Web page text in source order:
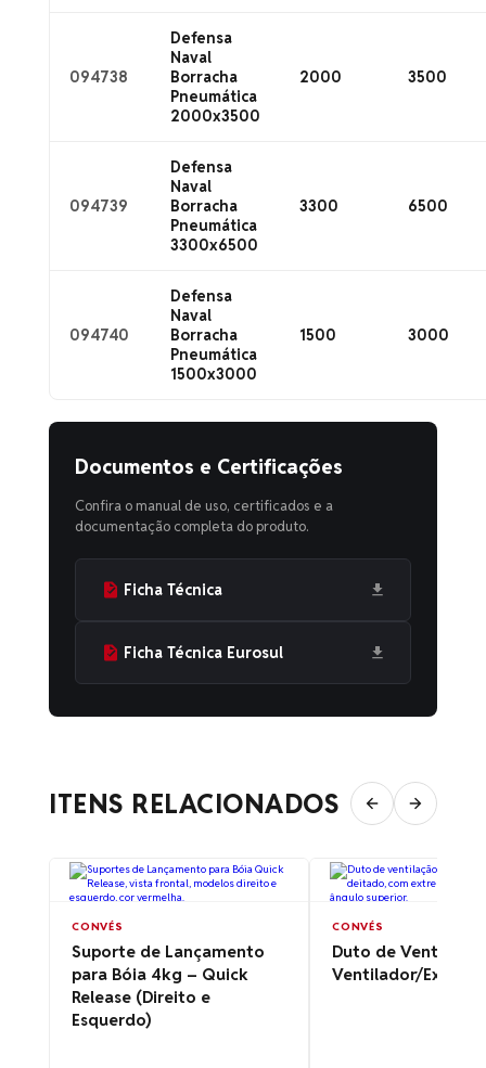
094738
Defensa
Naval
Borracha
Pneumática
2000x3500
2000 3500
094739
Defensa
Naval
Borracha
Pneumática
3300x6500
3300 6500
094740
Defensa
Naval
Borracha
Pneumática
1500x3000
1500 3000
Documentos e Certificações
Confira o manual de uso, certificados e a
documentação completa do produto.
Ficha Técnica
Ficha Técnica Eurosul
ITENS RELACIONADOS
CONVÉS
Suporte de Lançamento
para Bóia 4kg – Quick
Release (Direito e
Esquerdo)
CONVÉS
Duto de
Ventilador/